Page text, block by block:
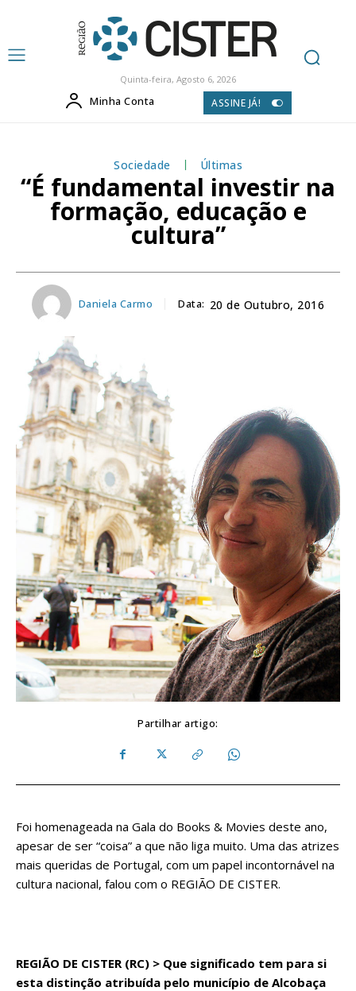
Quinta-feira, Agosto 6, 2026
Minha Conta ASSINE JÁ!
Sociedade Últimas
“É fundamental investir na
formação, educação e
cultura”
Daniela Carmo Data: 20 de Outubro, 2016
Partilhar artigo:
Foi homenageada na Gala do Books & Movies deste ano,
apesar de ser “coisa” a que não liga muito. Uma das atrizes
mais queridas de Portugal, com um papel incontornável na
cultura nacional, falou com o REGIÃO DE CISTER.
REGIÃO DE CISTER (RC) > Que significado tem para si
esta distinção atribuída pelo município de Alcobaça